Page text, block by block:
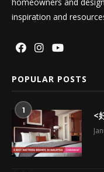
inspiration and
POPULAR POSTS
1 <